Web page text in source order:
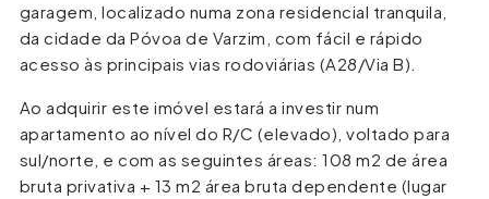
garagem, localizado numa zona residencial tranquila,
da cidade da Póvoa de Varzim, com fácil e rápido
acesso às principais vias rodoviárias (A28/Via B).
Ao adquirir este imóvel estará a investir num
apartamento ao nível do R/C (elevado), voltado para
sul/norte, e com as seguintes áreas: 108 m2 de área
bruta privativa + 13 m2 área bruta dependente (lugar